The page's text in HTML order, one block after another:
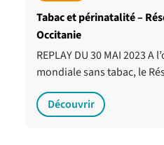
Tabac et périnatalité –
Occitanie
REPLAY DU 30 MAI 2023
mondiale sans tabac, le
Découvrir